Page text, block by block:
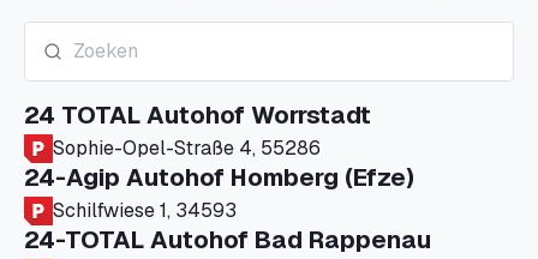
24 TOTAL Autohof Worrstadt
Sophie-Opel-Straße 4, 55286
24-Agip Autohof Homberg (Efze)
Schilfwiese 1, 34593
24-TOTAL Autohof Bad Rappenau